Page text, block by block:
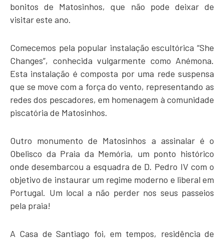
bonitos de Matosinhos, que não pode deixar de
visitar este ano.
Comecemos pela popular instalação escultórica “She
Changes”, conhecida vulgarmente como Anémona.
Esta instalação é composta por uma rede suspensa
que se move com a força do vento, representando as
redes dos pescadores, em homenagem à comunidade
piscatória de Matosinhos.
Outro monumento de Matosinhos a assinalar é o
Obelisco da Praia da Memória, um ponto histórico
onde desembarcou a esquadra de D. Pedro IV com o
objetivo de instaurar um regime moderno e liberal em
Portugal. Um local a não perder nos seus passeios
pela praia!
A Casa de Santiago foi, em tempos, residência de